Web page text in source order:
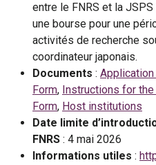
entre le FNRS et la
une bourse pour une
activités de recherche
coordinateur japonais.
Documents : Application
Form, Instructions for
Form, Host institutions
Date limite
FNRS : 4 mai 2026
Informations utiles :